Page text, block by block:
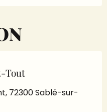
Tout
72300 Sablé-sur-